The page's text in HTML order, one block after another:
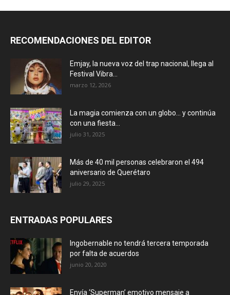
RECOMENDACIONES DEL EDITOR
Emjay, la nueva voz del trap nacional, llega al
Festival Vibra...
marzo 12, 2026
La magia comienza con un globo… y continúa
con una fiesta...
julio 31, 2025
Más de 40 mil personas celebraron el 494
aniversario de Querétaro
julio 29, 2025
ENTRADAS POPULARES
Ingobernable no tendrá tercera temporada
por falta de acuerdos
junio 20, 2020
Envía ‘Superman’ emotivo mensaje a